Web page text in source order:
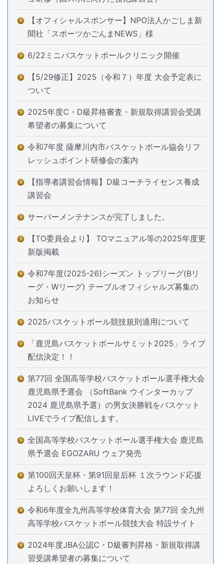
【オフィシャルスポンサー】NPO法人かごしま新
聞社「スポーツかごんまNEWS」様
6/22ミニバスケットボールクリニック開催
【5/29修正】2025（令和７）年度 大会予定表に
ついて
2025年度C・D級昇格審査・新規取得講習会受講
希望者の募集について
令和7年度 薩摩川内市バスケットボール協会リフ
レッシュポイント研修会の案内
【指導者講習会情報】D級コーチライセンス養成
講習会
サーバーメンテナンスが完了しました。
【TO委員会より】 TOマニュアル等の2025年度更
新版掲載
令和7年度(2025-26)シーズン トップリーグ(Bリ
ーグ・Wリーグ) テーブルオフィシャルズ募集の
お知らせ
2025バスケットボール競技規則適用について
「鹿児島バスケットボールサミット2025」ライブ
配信決定！！
第77回 全国高等学校バスケットボール選手権大会
鹿児島県予選会 （SoftBank ウインターカップ
2024 鹿児島県予選）の男女決勝戦をバスケット
LIVEでライブ配信します。
全国高等学校バスケットボール選手権大会 鹿児島
県予選会 EGOZARU ウェア発売
第100回天皇杯・第91回皇后杯 １次ラウンド応援
よろしくお願いします！
令和6年度全九州高等学校体育大会 第77回 全九州
高等学校バスケットボール競技大会 特設サイト
2024年度JBA公認C・D級審判昇格・新規取得講
習受講希望者の募集について